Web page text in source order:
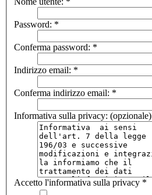
Password: *
Conferma password: *
Indirizzo email: *
Conferma indirizzo email: *
Informativa sulla privacy: (opzionale)
Accetto l'informativa sulla privacy *